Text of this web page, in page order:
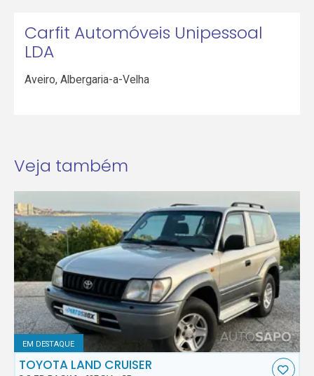
Carfit Automóveis Unipessoal
LDA
Aveiro,Albergaria-a-Velha
Veja também
EM DESTAQUE
TOYOTA LAND CRUISER